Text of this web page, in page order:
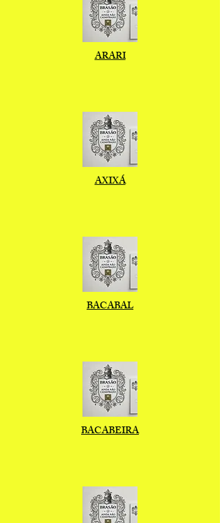
ARARI
AXIXÁ
BACABAL
BACABEIRA